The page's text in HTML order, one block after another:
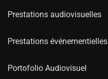
Prestations audiovisuelles
Prestations événementielles
Portofolio Audiovisuel